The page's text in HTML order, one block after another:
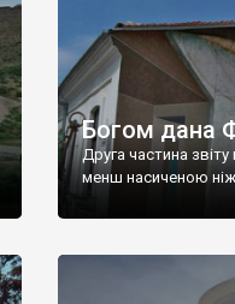
Богом дана
Друга частина
менш насиченою